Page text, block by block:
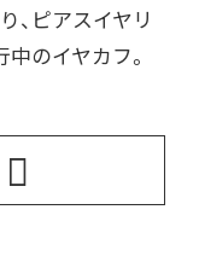
、ピアスイヤリ
のイヤカフ。